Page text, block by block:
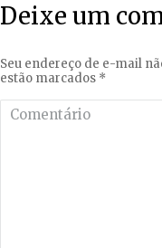
Deixe um
Seu endereço de e-mail
estão marcados *
Comentário